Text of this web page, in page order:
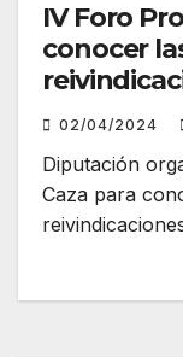
IV Foro
conocer
02/04/2024
Diputación
Caza para